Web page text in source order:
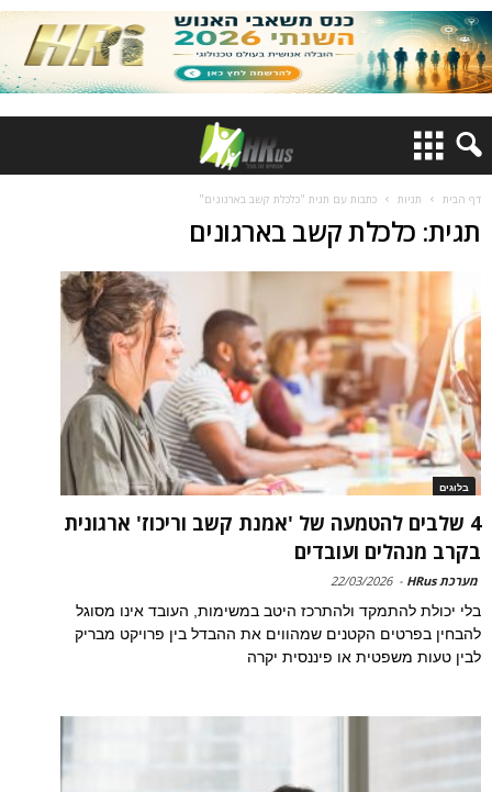
דף הבית תגיות כתבות עם תגית "כלכלת קשב בארגונים"
תגית: כלכלת קשב בארגונים
בלוגים
4 שלבים להטמעה של 'אמנת קשב וריכוז' ארגונית
בקרב מנהלים ועובדים
מערכת HRus -
22/03/2026
בלי יכולת להתמקד ולהתרכז היטב במשימות, העובד אינו מסוגל
להבחין בפרטים הקטנים שמהווים את ההבדל בין פרויקט מבריק
לבין טעות משפטית או פיננסית יקרה